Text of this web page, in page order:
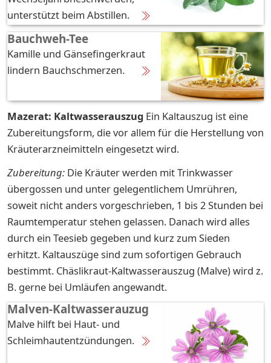
unterstützt beim Abstillen.
Bauchweh-Tee
Kamille und Gänsefingerkraut
lindern Bauchschmerzen.
Mazerat: Kaltwasserauszug Ein Kaltauszug ist eine
Zubereitungsform, die vor allem für die Herstellung von
Kräuterarzneimitteln eingesetzt wird.
Zubereitung: Die Kräuter werden mit Trinkwasser
übergossen und unter gelegentlichem Umrühren,
soweit nicht anders vorgeschrieben, 1 bis 2 Stunden bei
Raumtemperatur stehen gelassen. Danach wird alles
durch ein Teesieb gegeben und kurz zum Sieden
erhitzt. Kaltauszüge sind zum sofortigen Gebrauch
bestimmt. Chäslikraut-Kaltwasserauszug (Malve) wird z.
B. gerne bei Umläufen angewandt.
Malven-Kaltwasserauzug
Malve hilft bei Haut- und
Schleimhautentzündungen.